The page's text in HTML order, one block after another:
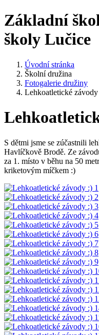
Základní
školy Lučice
Úvodní stránka
Školní družina
Fotogalerie družiny
Lehkoatletické
S dětmi jsme se zúčastnili
Havlíčkově Brodě. Ze
za 1. místo v běhu na 50
kriketovým míčkem :)